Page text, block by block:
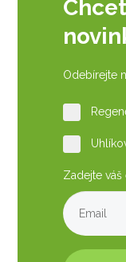
Odebírejte
Zadejte váš